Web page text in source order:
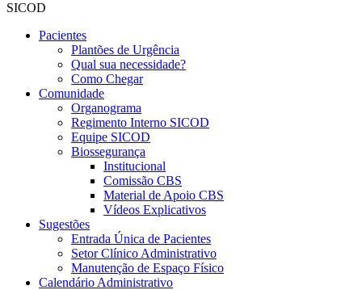
SICOD
Pacientes
Plantões de Urgência
Qual sua necessidade?
Como Chegar
Comunidade
Organograma
Regimento Interno SICOD
Equipe SICOD
Biossegurança
Institucional
Comissão CBS
Material de Apoio CBS
Vídeos Explicativos
Sugestões
Entrada Única de Pacientes
Setor Clínico Administrativo
Manutenção de Espaço Físico
Calendário Administrativo